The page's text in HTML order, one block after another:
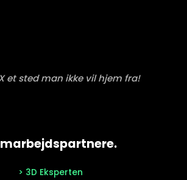
et sted man ikke vil hjem fra!
> 3D Eksperten